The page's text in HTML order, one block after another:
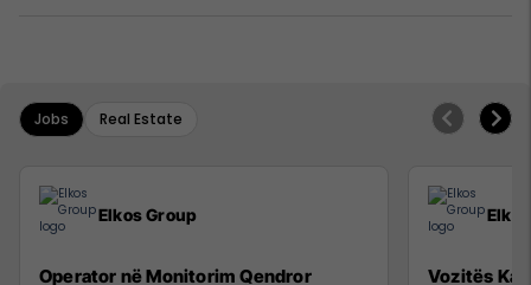
Jobs Real Estate
Elkos Group
Operator në Monitorim Qendror Vozitës